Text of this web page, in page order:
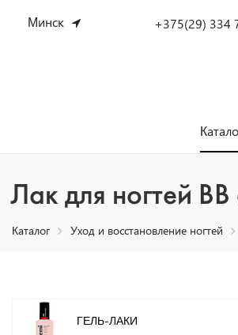
Минск +375(29) 334
Лак для ногтей
Каталог Уход и восстановление ногтей
ГЕЛЬ-ЛАКИ